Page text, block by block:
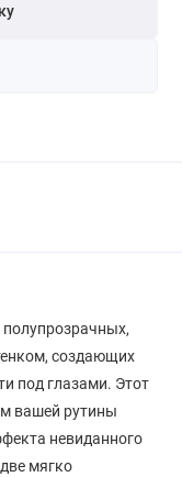
создающих
под глазами. Этот
вашей рутины
невиданного
мягко